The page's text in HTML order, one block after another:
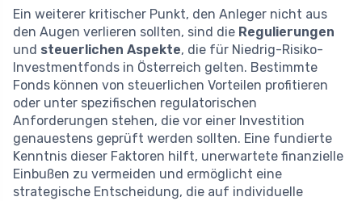
Ein weiterer kritischer Punkt, den Anleger nicht aus
den Augen verlieren sollten, sind die Regulierungen
und steuerlichen Aspekte, die für Niedrig-Risiko-
Investmentfonds in Österreich gelten. Bestimmte
Fonds können von steuerlichen Vorteilen profitieren
oder unter spezifischen regulatorischen
Anforderungen stehen, die vor einer Investition
genauestens geprüft werden sollten. Eine fundierte
Kenntnis dieser Faktoren hilft, unerwartete finanzielle
Einbußen zu vermeiden und ermöglicht eine
strategische Entscheidung, die auf individuelle